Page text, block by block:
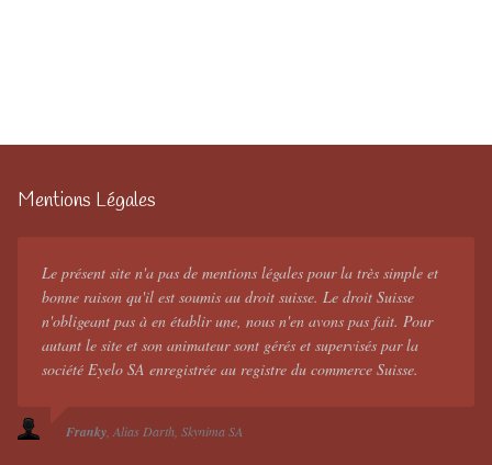
Mentions Légales
Le présent site n'a pas de mentions légales pour la très simple et
bonne raison qu'il est soumis au droit suisse. Le droit Suisse
n'obligeant pas à en établir une, nous n'en avons pas fait. Pour
autant le site et son animateur sont gérés et supervisés par la
société Eyelo SA enregistrée au registre du commerce Suisse.
Franky Alias Darth Skynima SA